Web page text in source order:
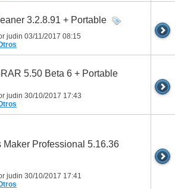
3.2.8.91 + Portable
judin 03/11/2017 08:15
5.50 Beta 6 + Portable
judin 30/10/2017 17:43
Maker Professional 5.16.36
judin 30/10/2017 17:41